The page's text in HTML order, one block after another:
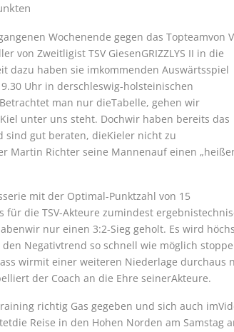
Wochenende gegen das Topteamvon
von Zweitligist TSV GiesenGRIZZLYS II in die
dazu haben sie imkommenden Auswärtsspiel
Uhr in derschleswig-holsteinischen
man nur dieTabelle, gehen wir
unter uns steht. Dochwir haben bereits das
sind gut beraten, dieKieler nicht zu
Martin Richter seine Mannenauf einen
mit der Optimal-Punktzahl von 15
für die TSV-Akteure zumindest
nur einen 3:2-Sieg geholt. Es wird
Negativtrend so schnell wie möglich
wirmit einer weiteren Niederlage durchaus
der Coach an die Ehre seinerAkteure.
richtig Gas gegeben und sich auch
Reise in den Hohen Norden am Samstag